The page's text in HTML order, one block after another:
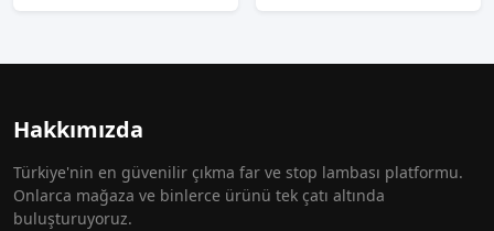
Hakkımızda
Türkiye'nin en güvenilir çıkma far ve stop lambası platformu.
Onlarca mağaza ve binlerce ürünü tek çatı altında
buluşturuyoruz.